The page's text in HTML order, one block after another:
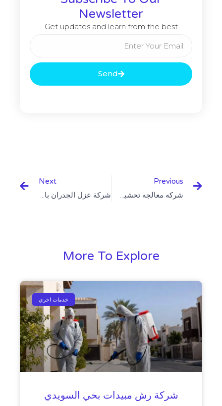
Newsletter
Get updates and learn from the best
Send
Previous
شركه معالجه تحشيش الخرسانه بالرياض 0548980059
Next
شركة عزل الجدران بالرياض 0548980059
More To Explore
خدمات اخري
شركة رش مبيدات بحي السويدي